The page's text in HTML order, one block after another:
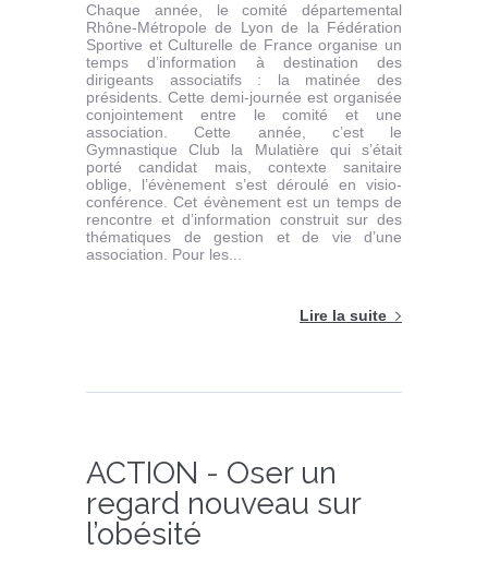
Chaque année, le comité départemental
Rhône-Métropole de Lyon de la Fédération
Sportive et Culturelle de France organise un
temps d’information à destination des
dirigeants associatifs : la matinée des
présidents. Cette demi-journée est organisée
conjointement entre le comité et une
association. Cette année, c’est le
Gymnastique Club la Mulatière qui s’était
porté candidat mais, contexte sanitaire
oblige, l’évènement s’est déroulé en visio-
conférence. Cet évènement est un temps de
rencontre et d’information construit sur des
thématiques de gestion et de vie d’une
association. Pour les...
Lire la suite
ACTION - Oser un
regard nouveau sur
l’obésité